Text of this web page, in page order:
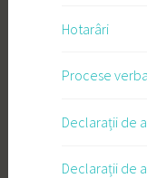
Hotarâri
Procese
Declarații de
Declarații de